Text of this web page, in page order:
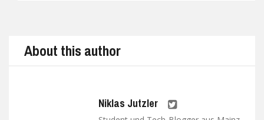
About this author
Niklas Jutzler